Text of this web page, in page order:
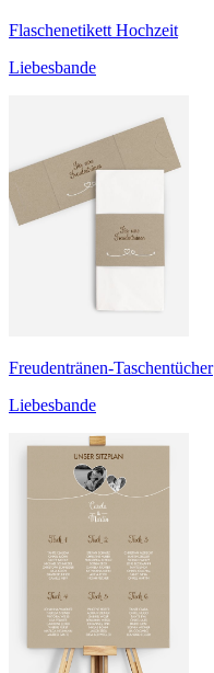
Flaschenetikett Hochzeit
Liebesbande
Freudentränen-Taschentücher
Liebesbande